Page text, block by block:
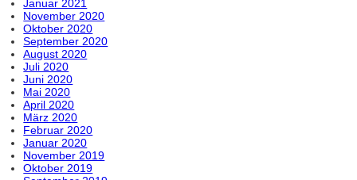
Januar 2021
November 2020
Oktober 2020
September 2020
August 2020
Juli 2020
Juni 2020
Mai 2020
April 2020
März 2020
Februar 2020
Januar 2020
November 2019
Oktober 2019